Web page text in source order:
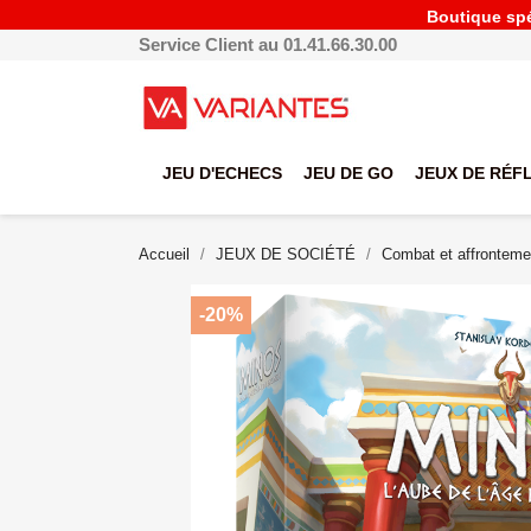
Boutique
Service Client au 01.41.66.30.00
JEU D'ECHECS JEU DE GO JEUX DE
Accueil JEUX DE SOCIÉTÉ Combat et
-20%